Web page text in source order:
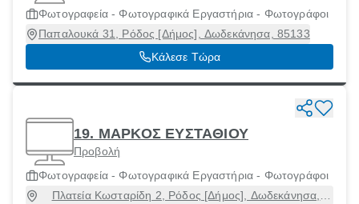
Φωτογραφεία - Φωτογραφικά Εργαστήρια - Φωτογράφοι
Παπαλουκά 31, Ρόδος [Δήμος], Δωδεκάνησα, 85133
Κάλεσε Τώρα
19. ΜΑΡΚΟΣ ΕΥΣΤΑΘΙΟΥ
Προβολή
Φωτογραφεία - Φωτογραφικά Εργαστήρια - Φωτογράφοι
Πλατεία Κωσταρίδη 2, Ρόδος [Δήμος], Δωδεκάνησα,